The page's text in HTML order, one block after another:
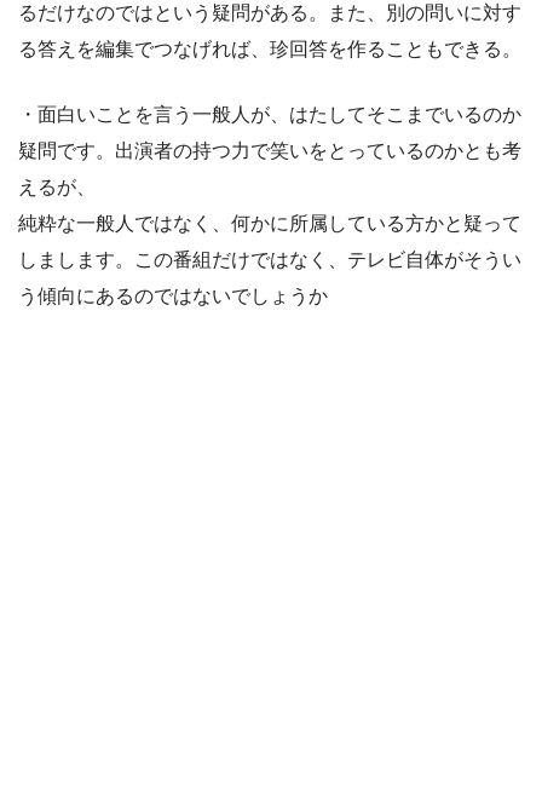
るだけなのではという疑問がある。また、別の問いに対す
る答えを編集でつなげれば、珍回答を作ることもできる。
・面白いことを言う一般人が、はたしてそこまでいるのか
疑問です。出演者の持つ力で笑いをとっているのかとも考
えるが、
純粋な一般人ではなく、何かに所属している方かと疑って
しまします。この番組だけではなく、テレビ自体がそうい
う傾向にあるのではないでしょうか